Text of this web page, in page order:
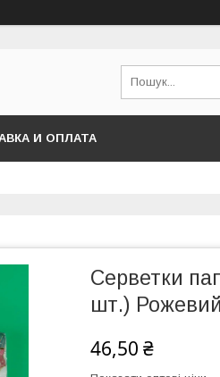
И ОПЛАТА
Серветки
шт.)
46,50 ₴